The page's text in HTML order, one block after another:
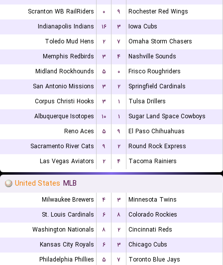
Scranton WB RailRiders
۰ ۹
Rochester Red Wings
Indianapolis Indians
۱۶ ۳
Iowa Cubs
Toledo Mud Hens
۲ ۷
Omaha Storm Chasers
Memphis Redbirds
۳ ۴
Nashville Sounds
Midland Rockhounds
۵ ۰
Frisco Roughriders
San Antonio Missions
۳ ۲
Springfield Cardinals
Corpus Christi Hooks
۳ ۱
Tulsa Drillers
Albuquerque Isotopes
۱۰ ۱
Sugar Land Space Cowboys
Reno Aces
۵ ۹
El Paso Chihuahuas
Sacramento River Cats
۹ ۲
Round Rock Express
Las Vegas Aviators
۲ ۴ Tacoma Rainiers
United States MLB
Milwaukee Brewers ۴ ۳
Minnesota Twins
St. Louis Cardinals
۶ ۸
Colorado Rockies
Washington Nationals
۸ ۲
Cincinnati Reds
Kansas City Royals
۶ ۳
Chicago Cubs
Philadelphia Phillies
۵ ۷
Toronto Blue Jays